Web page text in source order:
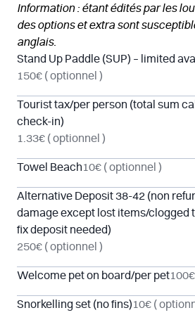
Information : étant édités par les
des options et extra sont
anglais.
Stand Up Paddle (SUP) – limited
150€ ( optionnel )
Tourist tax/per person (total sum
check-in)
1.33€ ( optionnel )
Towel Beach10€ ( optionnel )
Alternative Deposit 38-42 (non
damage except lost items/clogged
fix deposit needed)
250€ ( optionnel )
Welcome pet on board/per pet100€
Snorkelling set (no fins)10€ (